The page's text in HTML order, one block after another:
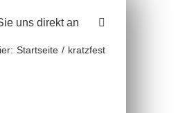
uns direkt an
Startseite kratzfest